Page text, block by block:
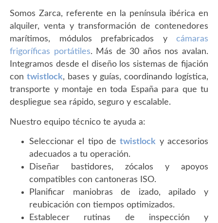
Somos Zarca, referente en la península ibérica en
alquiler, venta y transformación de contenedores
marítimos, módulos prefabricados y cámaras
frigoríficas portátiles. Más de 30 años nos avalan.
Integramos desde el diseño los sistemas de fijación
con twistlock, bases y guías, coordinando logística,
transporte y montaje en toda España para que tu
despliegue sea rápido, seguro y escalable.
Nuestro equipo técnico te ayuda a:
Seleccionar el tipo detwistlock y accesorios
adecuados a tu operación.
Diseñar bastidores, zócalos y apoyos
compatibles con cantoneras ISO.
Planificar maniobras de izado, apilado y
reubicación con tiempos optimizados.
Establecer rutinas de inspección y